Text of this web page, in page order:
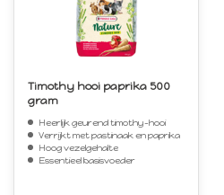
Timothy hooi paprika 500
gram
Heerlijk geurend timothy-hooi
Verrijkt met pastinaak en paprika
Hoog vezelgehalte
Essentieel basisvoeder